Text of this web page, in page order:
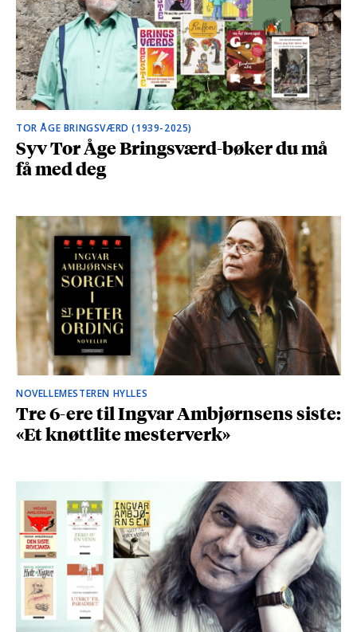
TOR ÅGE BRINGSVÆRD (1939-2025)
Syv Tor Åge Bringsværd-bøker du må
få med deg
NOVELLEMESTEREN HYLLES
Tre 6-ere til Ingvar Ambjørnsens siste:
«Et knøttlite mesterverk»